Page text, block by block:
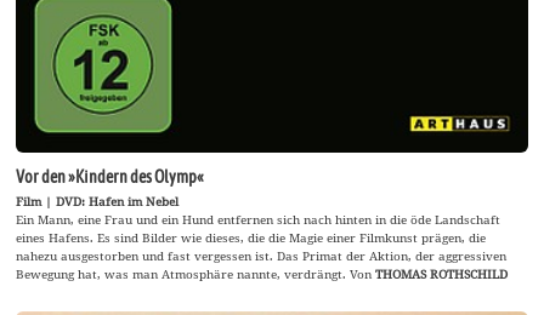
Vor den »Kindern des Olymp«
Film | DVD: Hafen im Nebel
Ein Mann, eine Frau und ein Hund entfernen sich nach hinten in die öde Landschaft
eines Hafens. Es sind Bilder wie dieses, die die Magie einer Filmkunst prägen, die
nahezu ausgestorben und fast vergessen ist. Das Primat der Aktion, der aggressiven
Bewegung hat, was man Atmosphäre nannte, verdrängt. VonTHOMAS ROTHSCHILD